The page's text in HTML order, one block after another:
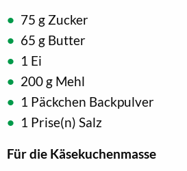
75 g Zucker
65 g Butter
1 Ei
200 g Mehl
1 Päckchen Backpulver
1 Prise(n) Salz
Für die Käsekuchenmasse